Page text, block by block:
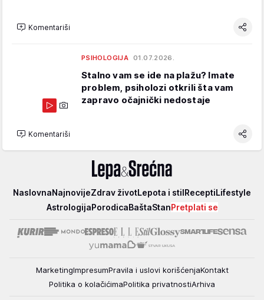
Komentariši
PSIHOLOGIJA 01.07.2026.
Stalno vam se ide na plažu? Imate
problem, psiholozi otkrili šta vam
zapravo očajnički nedostaje
Komentariši
Lepa
NaslovnaNajnovijeZdrav životLepota i stilReceptiLifestyle
AstrologijaPorodicaBaštaStanPretplati se
MarketingImpresumPravila i uslovi korišćenjaKontakt
Politika o kolačićimaPolitika privatnostiArhiva